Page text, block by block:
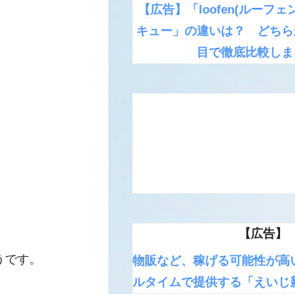
す。
【広告】「loofen(ルーフェ
キュー」の違いは？ どち
目で徹底比較しま
【広告】
物販など、稼げる可能性が高
ルタイムで提供する「えいじ